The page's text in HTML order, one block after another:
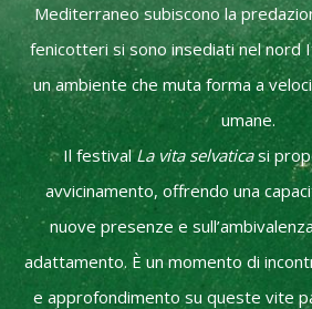
Mediterraneo subiscono la
fenicotteri si sono insediati nel nord
un ambiente che muta forma a
umane.
Il festivalLa vita selvaticasi
avvicinamento, offrendo una
nuove presenze e
adattamento. È un momento di
e approfondimento su queste vite